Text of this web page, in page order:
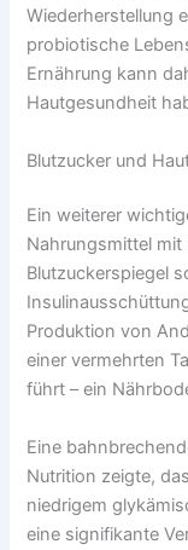
Wiederherstellung
probiotische
Ernährung kann
Hautgesundheit
Blutzucker und
Ein weiterer
Nahrungsmittel
Blutzuckerspiegel
Produktion von
einer vermehrten
führt – ein
Eine
Nutrition zeigte,
niedrigem
eine signifikante